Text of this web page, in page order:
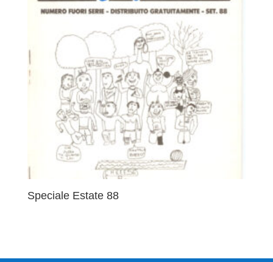
Speciale Estate 88